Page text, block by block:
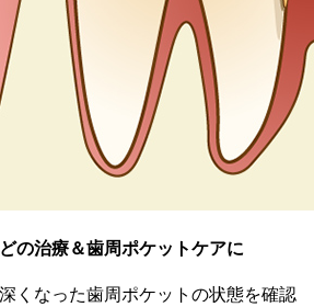
の治療＆歯周ポケットケアに
くなった歯周ポケットの状態を確認